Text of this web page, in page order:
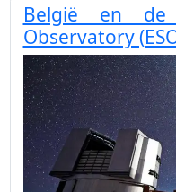
België en de
Observatory